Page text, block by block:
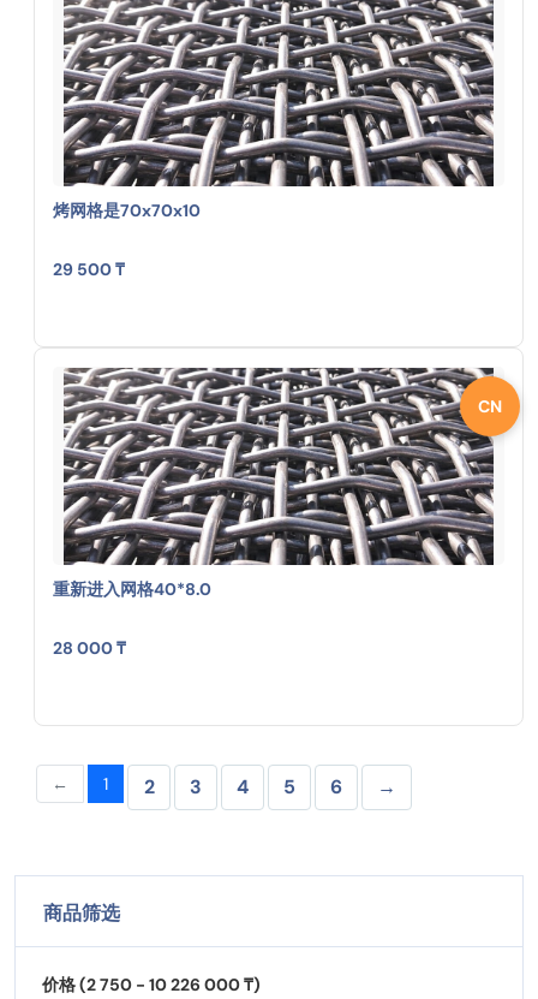
CN
烤网格是70x70x10
29 500 ₸
重新进入网格40*8.0
28 000 ₸
← 1 2 3 4 5 6 →
商品筛选
价格 (2 750 - 10 226 000 ₸)